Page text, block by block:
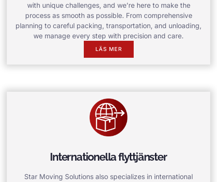
with unique challenges, and we’re here to make the
process as smooth as possible. From comprehensive
planning to careful packing, transportation, and unloading,
we manage every step with precision and care.
LÄS MER
Internationella flyttjänster
Star Moving Solutions also specializes in international